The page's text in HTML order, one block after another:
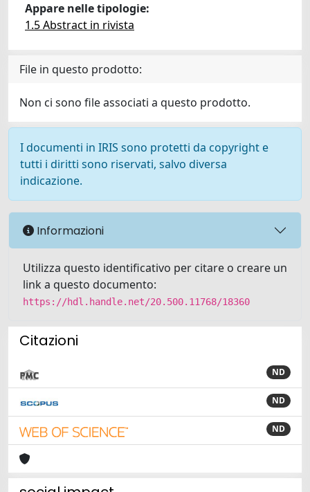
Appare nelle tipologie:
1.5 Abstract in rivista
File in questo prodotto:
Non ci sono file associati a questo prodotto.
I documenti in IRIS sono protetti da copyright e
tutti i diritti sono riservati, salvo diversa
indicazione.
Informazioni
Utilizza questo identificativo per citare o creare un
link a questo documento:
https://hdl.handle.net/20.500.11768/18360
Citazioni
ND
ND
ND